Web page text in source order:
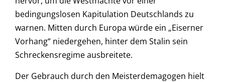
bedingungslosen Kapitulation Deutschlands zu
warnen. Mitten durch Europa würde ein „Eiserner
Vorhang“ niedergehen, hinter dem Stalin sein
Schreckensregime ausbreitete.
Der Gebrauch durch den Meisterdemagogen hielt